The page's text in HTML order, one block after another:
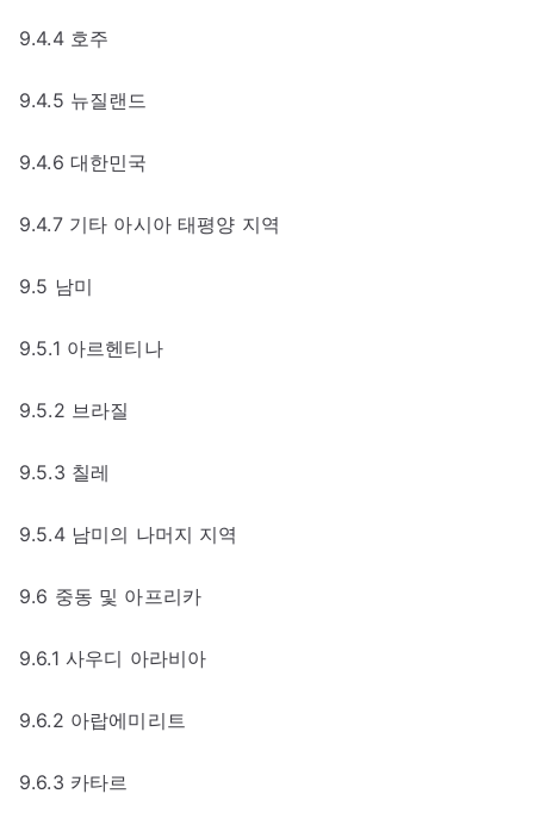
9.4.4 호주
9.4.5 뉴질랜드
9.4.6 대한민국
9.4.7 기타 아시아 태평양 지역
9.5 남미
9.5.1 아르헨티나
9.5.2 브라질
9.5.3 칠레
9.5.4 남미의 나머지 지역
9.6 중동 및 아프리카
9.6.1 사우디 아라비아
9.6.2 아랍에미리트
9.6.3 카타르